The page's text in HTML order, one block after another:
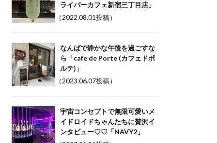
ライバーカフェ新宿三丁目店」
（2022.08.01投稿）
なんばで静かな午後を過ごすな
ら「cafe de Porte (カフェドポ
ルテ)」
（2023.06.07投稿）
宇宙コンセプトで無限可愛いメ
イドロイドちゃんたちに贅沢イ
ンタビュー♡♡「NAVY2」